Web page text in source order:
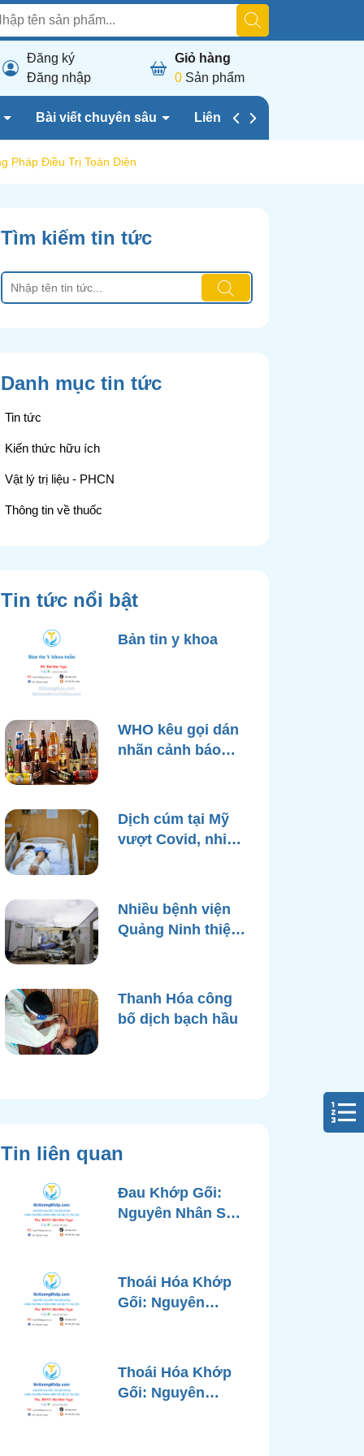
Đăng ký
Đăng nhập
Giỏ hàng
0 Sản phẩm
Bài viết chuyên sâu Liên hệ chúng tôi
Pháp Điều Trị Toàn Diện
Tìm kiếm tin tức
Danh mục tin tức
Tin tức
Kiến thức hữu ích
Vật lý trị liệu - PHCN
Thông tin về thuốc
Tin tức nổi bật
Bản tin y khoa
WHO kêu gọi dán
nhãn cảnh báo
Dịch cúm tại Mỹ
vượt Covid, nhiều
Nhiều bệnh viện
Quảng Ninh thiệt
Yagi
Thanh Hóa công
bố dịch bạch hầu
Tin liên quan
Đau Khớp Gối:
Nguyên Nhân Sâu
Phương Pháp
Điều Trị Tiên Tiến
Từ Góc Nhìn Bác
Thoái Hóa Khớp
Gối: Nguyên
Đoán và Các
Phương Pháp
Điều Trị Chuẩn Y
Thoái Hóa Khớp
Gối: Nguyên